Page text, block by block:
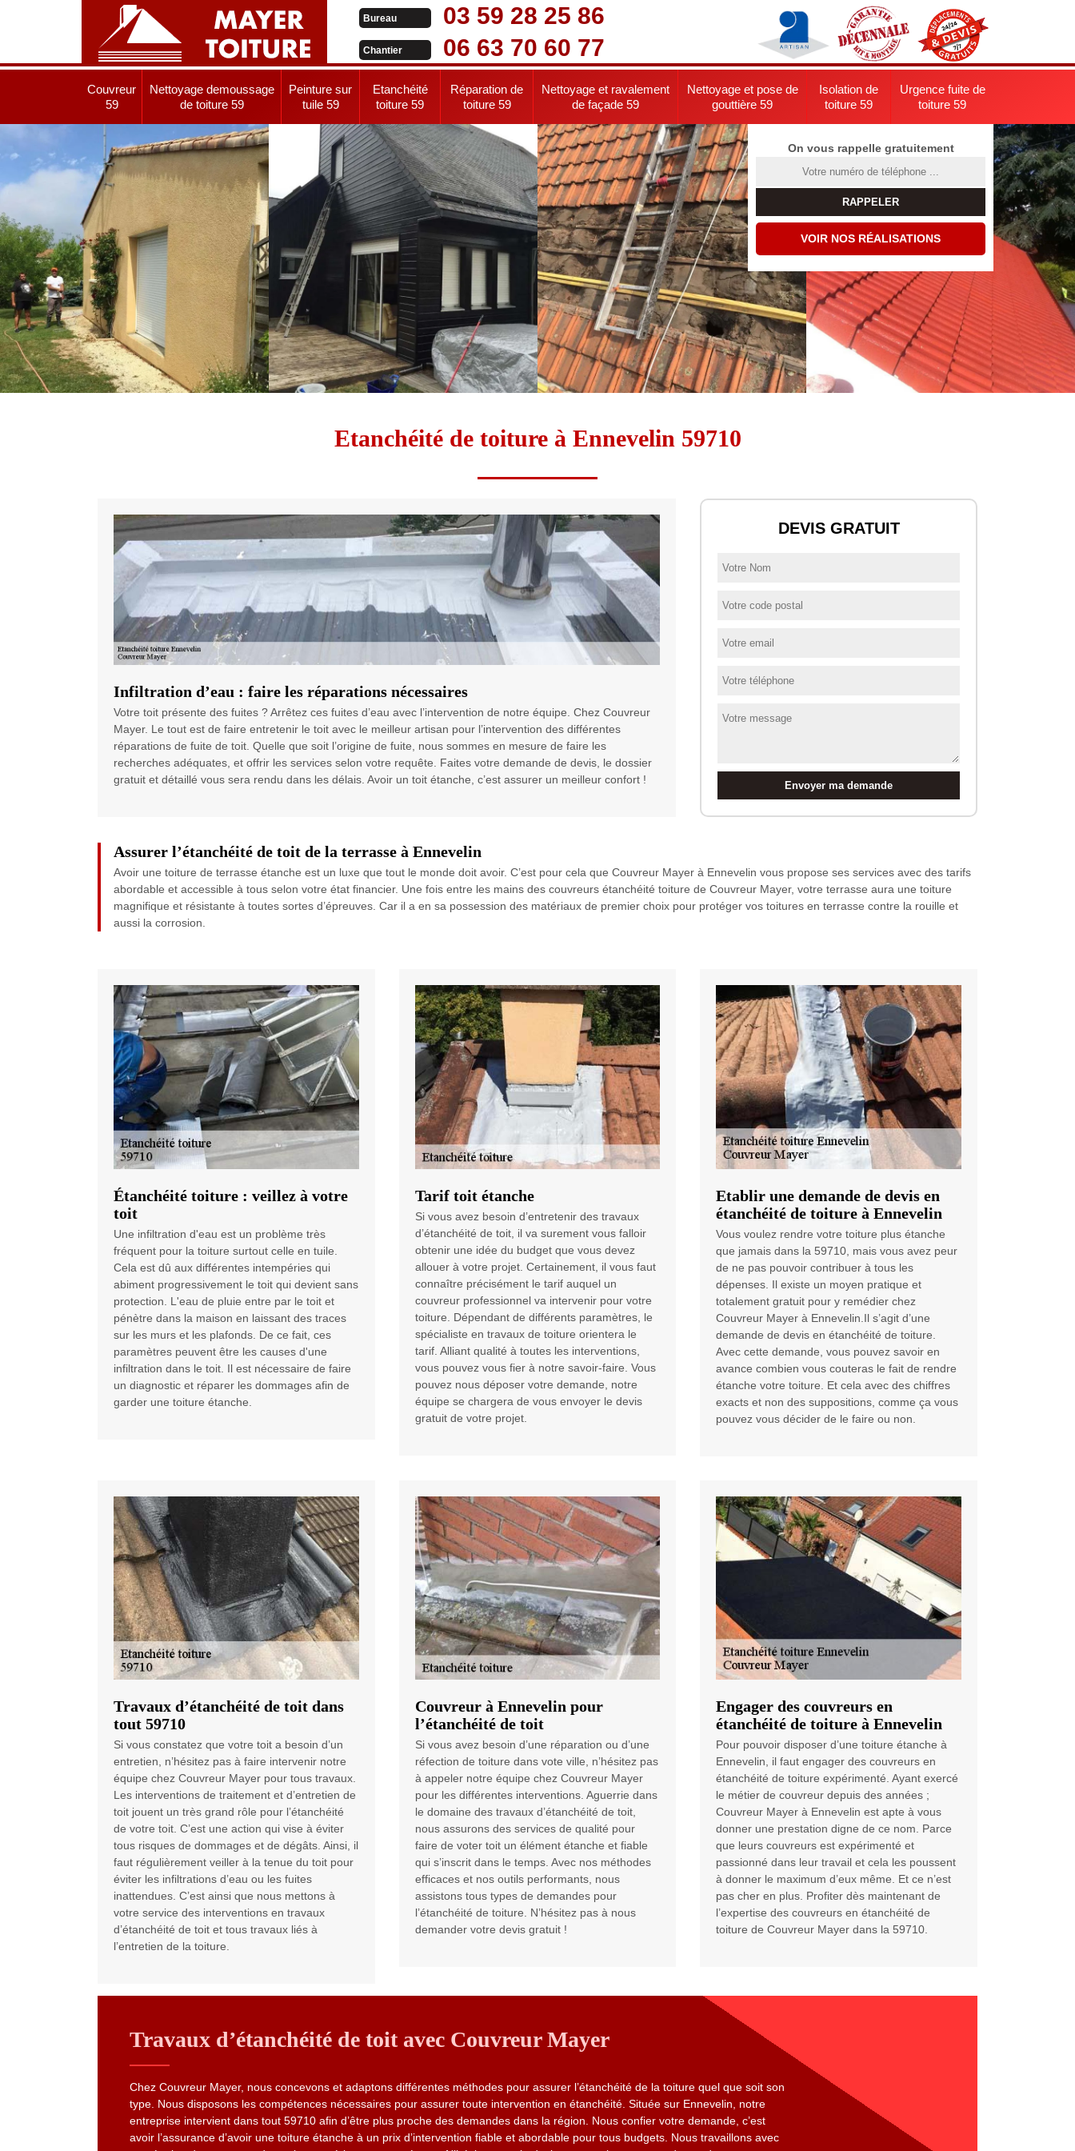
Bureau 03 59 28 25 86
Chantier 06 63 70 60 77
Couvreur
59
Nettoyage demoussage
de toiture 59
Peinture sur
tuile 59
Etanchéité
toiture 59
Réparation de
toiture 59
Nettoyage et ravalement
de façade 59
Nettoyage et pose de
gouttière 59
Isolation de
toiture 59
Urgence fuite de
toiture 59
On vous rappelle gratuitement
VOIR NOS RÉALISATIONS
Etanchéité de toiture à Ennevelin 59710
Infiltration d’eau : faire les réparations nécessaires
Votre toit présente des fuites ? Arrêtez ces fuites d’eau avec l’intervention de notre équipe. Chez Couvreur
Mayer. Le tout est de faire entretenir le toit avec le meilleur artisan pour l’intervention des différentes
réparations de fuite de toit. Quelle que soit l’origine de fuite, nous sommes en mesure de faire les
recherches adéquates, et offrir les services selon votre requête. Faites votre demande de devis, le dossier
gratuit et détaillé vous sera rendu dans les délais. Avoir un toit étanche, c’est assurer un meilleur confort !
DEVIS GRATUIT
Assurer l’étanchéité de toit de la terrasse à Ennevelin
Avoir une toiture de terrasse étanche est un luxe que tout le monde doit avoir. C’est pour cela que Couvreur Mayer à Ennevelin vous propose ses services avec des tarifs
abordable et accessible à tous selon votre état financier. Une fois entre les mains des couvreurs étanchéité toiture de Couvreur Mayer, votre terrasse aura une toiture
magnifique et résistante à toutes sortes d’épreuves. Car il a en sa possession des matériaux de premier choix pour protéger vos toitures en terrasse contre la rouille et
aussi la corrosion.
Étanchéité toiture : veillez à votre
toit
Une infiltration d'eau est un problème très
fréquent pour la toiture surtout celle en tuile.
Cela est dû aux différentes intempéries qui
abiment progressivement le toit qui devient sans
protection. L'eau de pluie entre par le toit et
pénètre dans la maison en laissant des traces
sur les murs et les plafonds. De ce fait, ces
paramètres peuvent être les causes d'une
infiltration dans le toit. Il est nécessaire de faire
un diagnostic et réparer les dommages afin de
garder une toiture étanche.
Tarif toit étanche
Si vous avez besoin d’entretenir des travaux
d’étanchéité de toit, il va surement vous falloir
obtenir une idée du budget que vous devez
allouer à votre projet. Certainement, il vous faut
connaître précisément le tarif auquel un
couvreur professionnel va intervenir pour votre
toiture. Dépendant de différents paramètres, le
spécialiste en travaux de toiture orientera le
tarif. Alliant qualité à toutes les interventions,
vous pouvez vous fier à notre savoir-faire. Vous
pouvez nous déposer votre demande, notre
équipe se chargera de vous envoyer le devis
gratuit de votre projet.
Etablir une demande de devis en
étanchéité de toiture à Ennevelin
Vous voulez rendre votre toiture plus étanche
que jamais dans la 59710, mais vous avez peur
de ne pas pouvoir contribuer à tous les
dépenses. Il existe un moyen pratique et
totalement gratuit pour y remédier chez
Couvreur Mayer à Ennevelin.Il s’agit d’une
demande de devis en étanchéité de toiture.
Avec cette demande, vous pouvez savoir en
avance combien vous couteras le fait de rendre
étanche votre toiture. Et cela avec des chiffres
exacts et non des suppositions, comme ça vous
pouvez vous décider de le faire ou non.
Travaux d’étanchéité de toit dans
tout 59710
Si vous constatez que votre toit a besoin d’un
entretien, n’hésitez pas à faire intervenir notre
équipe chez Couvreur Mayer pour tous travaux.
Les interventions de traitement et d’entretien de
toit jouent un très grand rôle pour l’étanchéité
de votre toit. C’est une action qui vise à éviter
tous risques de dommages et de dégâts. Ainsi, il
faut régulièrement veiller à la tenue du toit pour
éviter les infiltrations d’eau ou les fuites
inattendues. C’est ainsi que nous mettons à
votre service des interventions en travaux
d’étanchéité de toit et tous travaux liés à
l’entretien de la toiture.
Couvreur à Ennevelin pour
l’étanchéité de toit
Si vous avez besoin d’une réparation ou d’une
réfection de toiture dans vote ville, n’hésitez pas
à appeler notre équipe chez Couvreur Mayer
pour les différentes interventions. Aguerrie dans
le domaine des travaux d’étanchéité de toit,
nous assurons des services de qualité pour
faire de voter toit un élément étanche et fiable
qui s’inscrit dans le temps. Avec nos méthodes
efficaces et nos outils performants, nous
assistons tous types de demandes pour
l’étanchéité de toiture. N’hésitez pas à nous
demander votre devis gratuit !
Engager des couvreurs en
étanchéité de toiture à Ennevelin
Pour pouvoir disposer d’une toiture étanche à
Ennevelin, il faut engager des couvreurs en
étanchéité de toiture expérimenté. Ayant exercé
le métier de couvreur depuis des années ;
Couvreur Mayer à Ennevelin est apte à vous
donner une prestation digne de ce nom. Parce
que leurs couvreurs est expérimenté et
passionné dans leur travail et cela les poussent
à donner le maximum d’eux même. Et ce n’est
pas cher en plus. Profiter dès maintenant de
l’expertise des couvreurs en étanchéité de
toiture de Couvreur Mayer dans la 59710.
Travaux d’étanchéité de toit avec Couvreur Mayer
Chez Couvreur Mayer, nous concevons et adaptons différentes méthodes pour assurer l’étanchéité de la toiture quel que soit son
type. Nous disposons les compétences nécessaires pour assurer toute intervention en étanchéité. Située sur Ennevelin, notre
entreprise intervient dans tout 59710 afin d’être plus proche des demandes dans la région. Nous confier votre demande, c’est
avoir l’assurance d’avoir une toiture étanche à un prix d’intervention fiable et abordable pour tous budgets. Nous travaillons avec